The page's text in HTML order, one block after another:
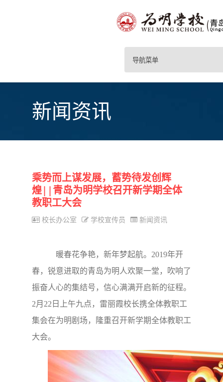
导航菜单
新闻资讯
乘势而上谋发展，蓄势待发创辉
煌||青岛为明学校召开新学期全体
教职工大会
校长办公室 学校宣传员 新闻资讯
暖春花争艳，新年梦起航。2019年开
春，锐意进取的青岛为明人欢聚一堂，吹响了
振奋人心的集结号，信心满满开启新的征程。
2月22日上午九点，雷丽霞校长携全体教职工
集会在为明剧场，隆重召开新学期全体教职工
大会。